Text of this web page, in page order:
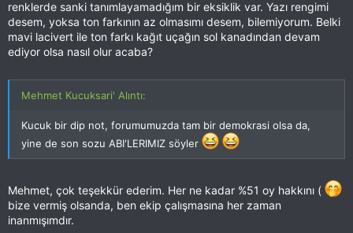
renklerde sanki tanımlayamadığım bir eksiklik var. Yazı rengimi
desem, yoksa ton farkının az olmasımı desem, bilemiyorum. Belki
mavi lacivert ile ton farkı kağıt uçağın sol kanadından devam
ediyor olsa nasıl olur acaba?
Mehmet Kucuksari' Alıntı:
Kucuk bir dip not, forumumuzda tam bir demokrasi olsa da,
yine de son sozu ABI'LERIMIZ söyler
Mehmet, çok teşekkür ederim. Her ne kadar %51 oy hakkını (
bize vermiş olsanda, ben ekip çalışmasına her zaman
inanmışımdır.